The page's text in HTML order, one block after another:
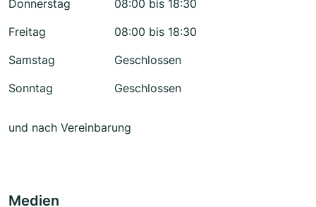
Donnerstag
08:00 bis 18:30
Freitag
08:00 bis 18:30
Samstag
Geschlossen
Sonntag
Geschlossen
und nach Vereinbarung
Medien